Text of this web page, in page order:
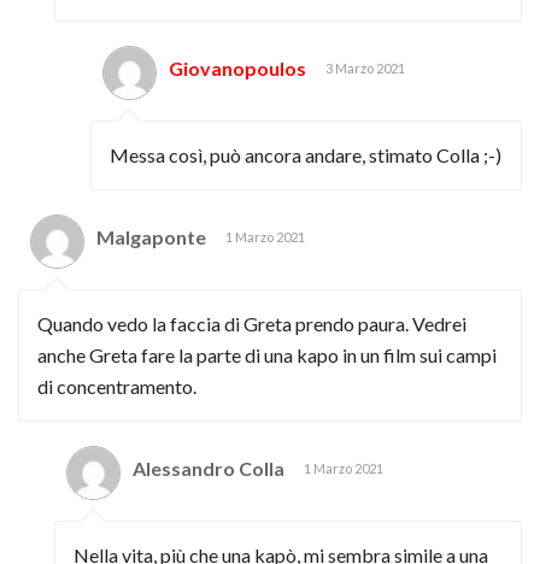
Giovanopoulos 3 Marzo 2021
Messa così, può ancora andare, stimato Colla ;-)
Malgaponte 1 Marzo 2021
Quando vedo la faccia di Greta prendo paura. Vedrei
anche Greta fare la parte di una kapo in un film sui campi
di concentramento.
Alessandro Colla 1 Marzo 2021
Nella vita, più che una kapò, mi sembra simile a una